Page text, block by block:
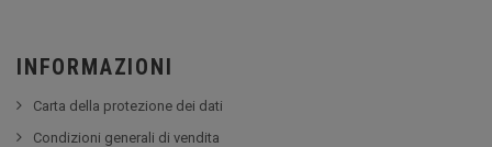
INFORMAZIONI
Carta della protezione dei dati
Condizioni generali di vendita